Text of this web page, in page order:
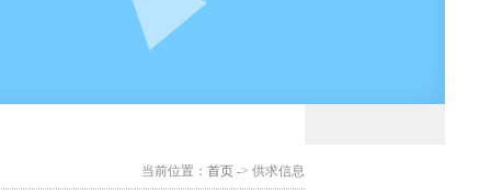
当前位置： 首页 -> 供求信息